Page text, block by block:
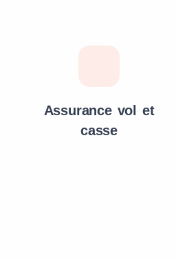
Assurance vol et
casse